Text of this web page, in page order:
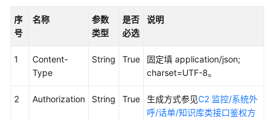
权
系
配
序
号
名称
参数
类型
是否
必选
说明
1
Content-
Type
String True
固定填 application/json;
charset=UTF-8。
2 Authorization String True 生成方式参见C2 监控/系统外
呼/话单/知识库类接口鉴权方